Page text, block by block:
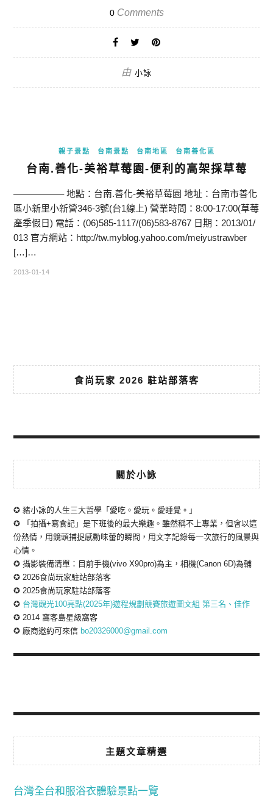
0Comments
由 小詠
親子景點 台南景點 台南地區 台南善化區
台南.善化-美裕草莓園-便利的高架採草莓
—————– 地點：台南.善化-美裕草莓園 地址：台南市善化
區小新里小新營346-3號(台1線上) 營業時間：8:00-17:00(草莓
產季假日) 電話：(06)585-1117/(06)583-8767 日期：2013/01/
013 官方網站：http://tw.myblog.yahoo.com/meiyustrawber
[…]…
2013-01-14
食尚玩家 2026 駐站部落客
關於小詠
✪ 豬小詠的人生三大哲學「愛吃。愛玩。愛睡覺。」
✪ 「拍攝+寫食記」是下班後的最大樂趣。雖然稱不上專業，但會以這
份熱情，用鏡頭捕捉感動味蕾的瞬間，用文字記錄每一次旅行的風景與
心情。
✪ 攝影裝備清單：目前手機(vivo X90pro)為主，相機(Canon 6D)為輔
✪ 2026食尚玩家駐站部落客
✪ 2025食尚玩家駐站部落客
✪ 台灣觀光100亮點(2025年)遊程規劃競賽旅遊圖文組 第三名、佳作
✪ 2014 窩客島星級窩客
✪ 廠商邀約可來信 bo20326000@gmail.com
主題文章精選
台灣全台和服浴衣體驗景點一覽